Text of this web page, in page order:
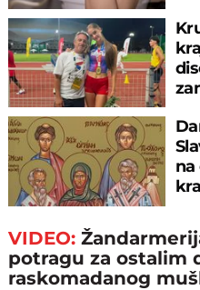
na
VIDEO:
potragu za ostalim
raskomadanog